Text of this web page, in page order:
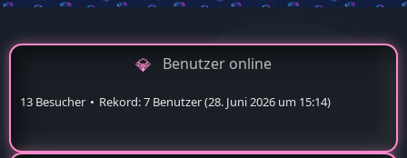
Benutzer online
13 Besucher Rekord: 7 Benutzer (28. Juni 2026 um 15:14)